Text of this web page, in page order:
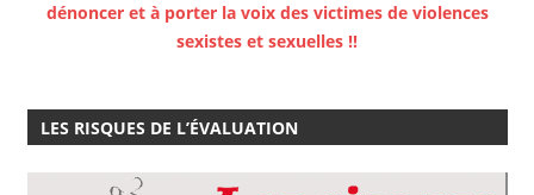
dénoncer et à porter la voix des victimes de violences
sexistes et sexuelles !!
LES RISQUES DE L’ÉVALUATION